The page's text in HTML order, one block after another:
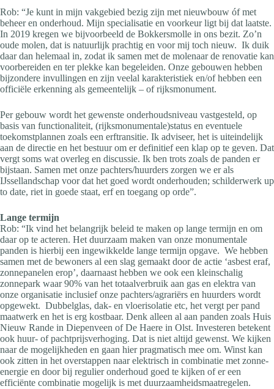
Rob: “Je kunt in mijn vakgebied bezig zijn met nieuwbouw óf met
beheer en onderhoud. Mijn specialisatie en voorkeur ligt bij dat laatste.
In 2019 kregen we bijvoorbeeld de Bokkersmolle in ons bezit. Zo’n
oude molen, dat is natuurlijk prachtig en voor mij toch nieuw. Ik duik
daar dan helemaal in, zodat ik samen met de molenaar de renovatie kan
voorbereiden en ter plekke kan begeleiden. Onze gebouwen hebben
bijzondere invullingen en zijn veelal karakteristiek en/of hebben een
officiële erkenning als gemeentelijk – of rijksmonument.
Per gebouw wordt het gewenste onderhoudsniveau vastgesteld, op
basis van functionaliteit, (rijksmonumentale)status en eventuele
toekomstplannen zoals een erftransitie. Ik adviseer, het is uiteindelijk
aan de directie en het bestuur om er definitief een klap op te geven. Dat
vergt soms wat overleg en discussie. Ik ben trots zoals de panden er
bijstaan. Samen met onze pachters/huurders zorgen we er als
IJssellandschap voor dat het goed wordt onderhouden; schilderwerk up
to date, riet in goede staat, erf en toegang op orde”.
Lange termijn
Rob: “Ik vind het belangrijk beleid te maken op lange termijn en om
daar op te acteren. Het duurzaam maken van onze monumentale
panden is hierbij een ingewikkelde lange termijn opgave. We hebben
samen met de bewoners al een slag gemaakt door de actie ‘asbest eraf,
zonnepanelen erop’, daarnaast hebben we ook een kleinschalig
zonnepark waar 90% van het totaalverbruik aan gas en elektra van
onze organisatie inclusief onze pachters/agrariërs en huurders wordt
opgewekt. Dubbelglas, dak- en vloerisolatie etc, het vergt per pand
maatwerk en het is erg kostbaar. Denk alleen al aan panden zoals Huis
Nieuw Rande in Diepenveen of De Haere in Olst. Investeren betekent
ook huur- of pachtprijsverhoging. Dat is niet altijd gewenst. We kijken
naar de mogelijkheden en gaan hier pragmatisch mee om. Winst kan
ook zitten in het overstappen naar elektrisch in combinatie met zonne-
energie en door bij regulier onderhoud goed te kijken of er een
efficiënte combinatie mogelijk is met duurzaamheidsmaatregelen.